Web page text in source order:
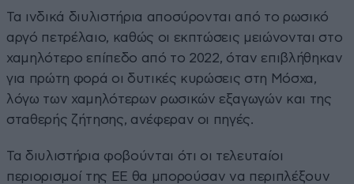
Τα ινδικά διυλιστήρια αποσύρονται από το ρωσικό
αργό πετρέλαιο, καθώς οι εκπτώσεις μειώνονται στο
χαμηλότερο επίπεδο από το 2022, όταν επιβλήθηκαν
για πρώτη φορά οι δυτικές κυρώσεις στη Μόσχα,
λόγω των χαμηλότερων ρωσικών εξαγωγών και της
σταθερής ζήτησης, ανέφεραν οι πηγές.
Τα διυλιστήρια φοβούνται ότι οι τελευταίοι
περιορισμοί της ΕΕ θα μπορούσαν να περιπλέξουν